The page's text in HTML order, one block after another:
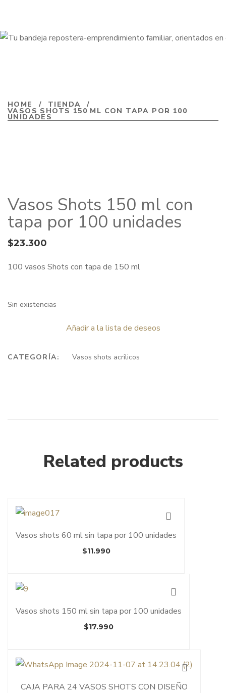
HOME / TIENDA /
VASOS SHOTS 150 ML CON TAPA POR 100
UNIDADES
Vasos Shots 150 ml con
tapa por 100 unidades
$23.300
100 vasos Shots con tapa de 150 ml
Sin existencias
Añadir a la lista de deseos
CATEGORÍA: Vasos shots acrilicos
Related products
Vasos shots 60 ml sin tapa por 100 unidades
$11.990
Vasos shots 150 ml sin tapa por 100 unidades
$17.990
CAJA PARA 24 VASOS SHOTS CON DISEÑO